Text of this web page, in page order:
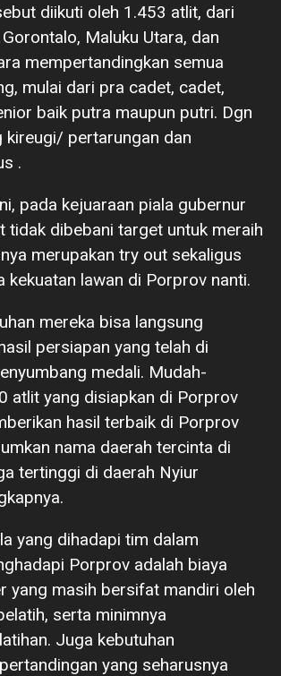
diikuti oleh 1.453 atlit, dari
Maluku Utara, dan
mempertandingkan semua
mulai dari pra cadet, cadet,
baik putra maupun putri. Dgn
kireugi/ pertarungan dan
.
pada kejuaraan piala gubernur
tidak dibebani target untuk meraih
merupakan try out sekaligus
kekuatan lawan di Porprov nanti.
mereka bisa langsung
persiapan yang telah di
medali. Mudah-
atlit yang disiapkan di Porprov
hasil terbaik di Porprov
nama daerah tercinta di
tertinggi di daerah Nyiur
yang dihadapi tim dalam
Porprov adalah biaya
yang masih bersifat mandiri oleh
serta minimnya
Juga kebutuhan
yang seharusnya